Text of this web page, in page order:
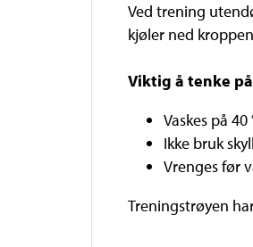
Ved trening
kjøler ned
Viktig å tenke på
Vaskes på
Ikke bruk
Vrenges før
Treningstrøyen